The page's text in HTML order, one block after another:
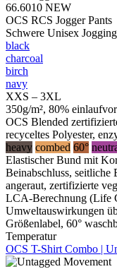
66.6010 NEW
OCS RCS Jogger Pants
Schwere Unisex
black
charcoal
birch
navy
XXS – 3XL
350g/m², 80%
OCS Blended
recyceltes Polyester,
heavy combed 60°
Elastischer Bund mit
Beinabschluss,
angeraut, zertifizierte
LCA-Berechnung (Life
Umweltauswirkungen
Größenlabel, 60°
Temperatur
OCS T-Shirt Combo |